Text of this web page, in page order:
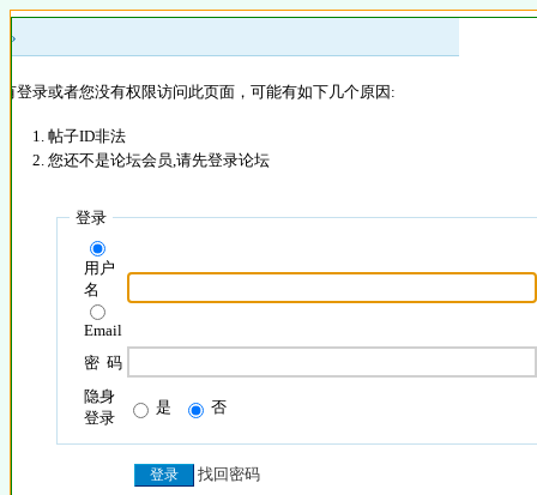
»
登录或者您没有权限访问此页面，可能有如下几个原因:
帖子ID非法
您还不是论坛会员,请先登录论坛
登录
用户
名
Email
密 码
隐身
登录
是 否
找回密码